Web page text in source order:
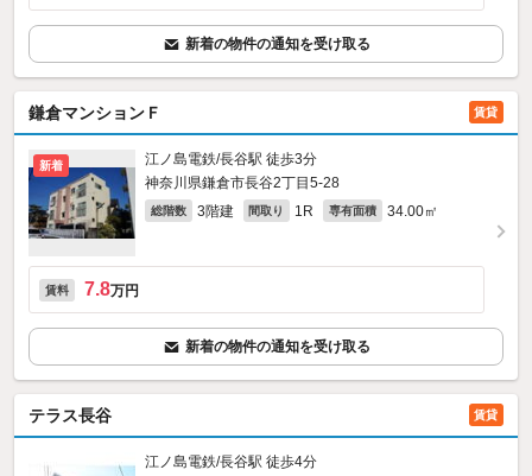
新着の物件の通知を受け取る
鎌倉マンションＦ 賃貸
新着
江ノ島電鉄/長谷駅 徒歩3分
神奈川県鎌倉市長谷2丁目5-28
総階数 3階建 間取り 1R 専有面積 34.00㎡
賃料 7.8万円
新着の物件の通知を受け取る
テラス長谷 賃貸
江ノ島電鉄/長谷駅 徒歩4分